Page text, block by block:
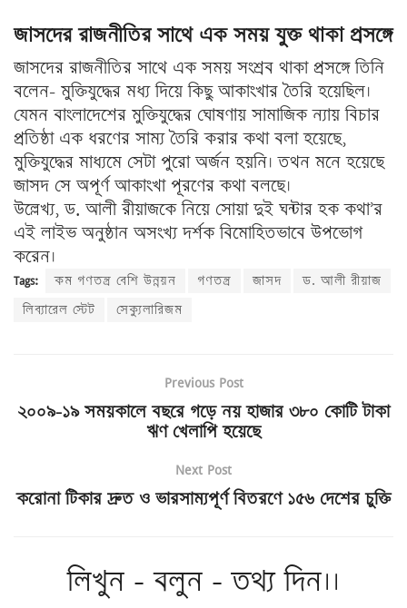
জাসদের রাজনীতির সাথে এক সময় যুক্ত থাকা প্রসঙ্গে
জাসদের রাজনীতির সাথে এক সময় সংশ্রব থাকা প্রসঙ্গে তিনি
বলেন- মুক্তিযুদ্ধের মধ্য দিয়ে কিছু আকাংখার তৈরি হয়েছিল।
যেমন বাংলাদেশের মুক্তিযুদ্ধের ঘোষণায় সামাজিক ন্যায় বিচার
প্রতিষ্ঠা এক ধরণের সাম্য তৈরি করার কথা বলা হয়েছে,
মুক্তিযুদ্ধের মাধ্যমে সেটা পুরো অর্জন হয়নি। তথন মনে হয়েছে
জাসদ সে অপূর্ণ আকাংখা পূরণের কথা বলছে।
উল্লেখ্য, ড. আলী রীয়াজকে নিয়ে সোয়া দুই ঘন্টার হক কথা’র
এই লাইভ অনুষ্ঠান অসংখ্য দর্শক বিমোহিতভাবে উপভোগ
করেন।
Tags: কম গণতন্ত্র বেশি উন্নয়ন গণতন্ত্র জাসদ
ড. আলী রীয়াজ
লিব্যারেল স্টেট
সেক্যুলারিজম
Previous Post
২০০৯-১৯ সময়কালে বছরে গড়ে নয় হাজার ৩৮০ কোটি টাকা
ঋণ খেলাপি হয়েছে
Next Post
করোনা টিকার দ্রুত ও ভারসাম্যপূর্ণ বিতরণে ১৫৬ দেশের চুক্তি
লিখুন - বলুন - তথ্য দিন।।